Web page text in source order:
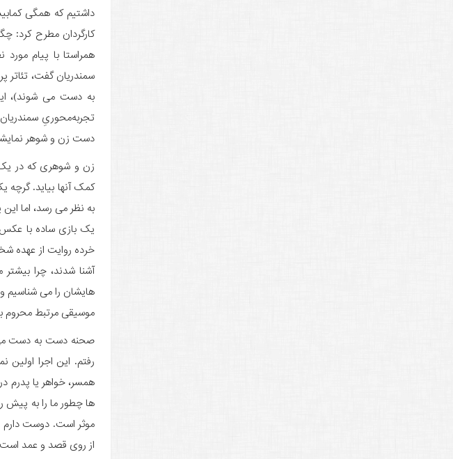
داشتیم که همگی
کارگردان مطرح کرد:
همراستا با پیام
سمندریان گفت،
به دست می شوند)،
تجربه‌محوریِ
دست زن و شوهر
کمک آنها بیاید. گرچه
به نظر می رسد، اما
یک بازی ساده با عکس
خرده روایت از عهده
آشنا شدند، چرا
هایشان را می شناسیم
موسیقی مرتبط محروم
صحنه دست به دست می
رفتم. این اجرا اولین
همسر، خواهر یا پدرم
ها چطور ما را به پیش
موثر است. دوست دارم
از روی قصد و عمد